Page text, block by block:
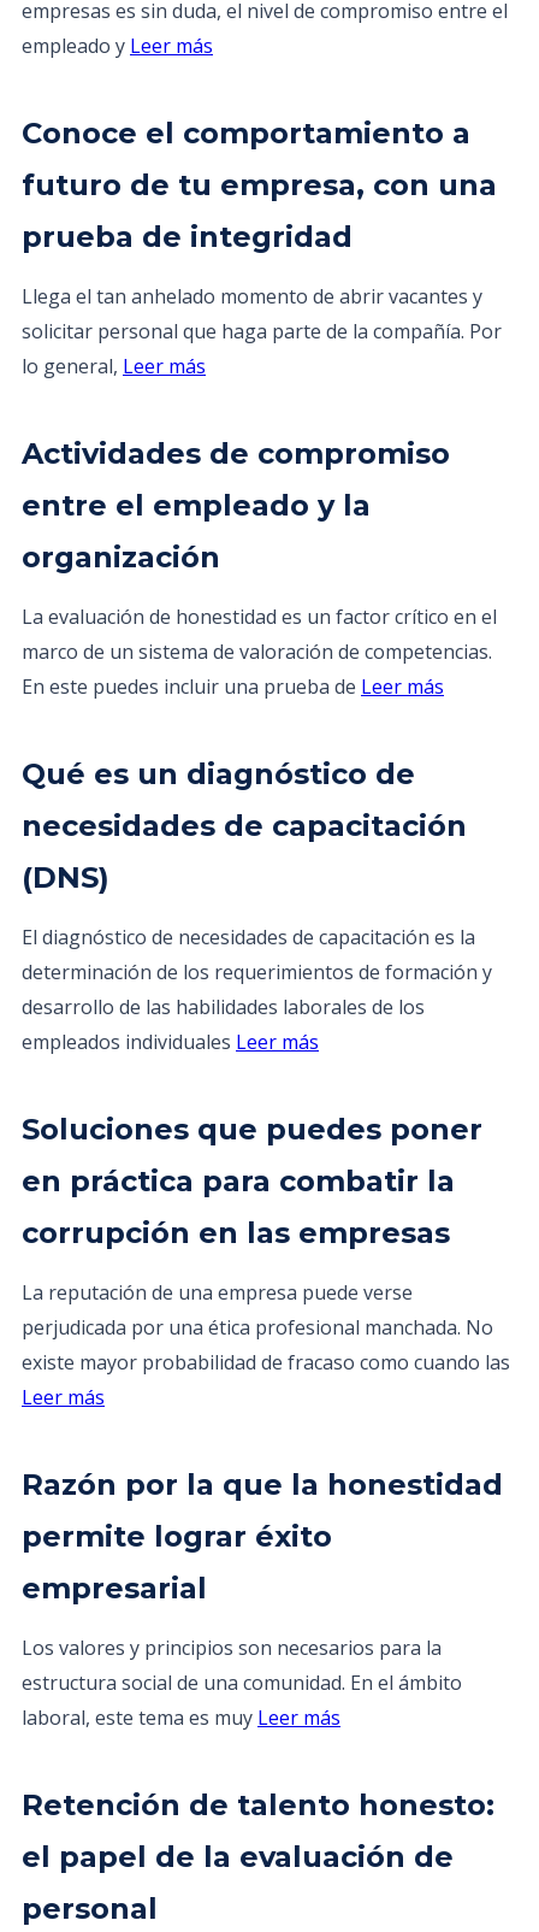
empresas es sin duda, el nivel de compromiso entre el
empleado y Leer más
Conoce el comportamiento a
futuro de tu empresa, con una
prueba de integridad
Llega el tan anhelado momento de abrir vacantes y
solicitar personal que haga parte de la compañía. Por
lo general, Leer más
Actividades de compromiso
entre el empleado y la
organización
La evaluación de honestidad es un factor crítico en el
marco de un sistema de valoración de competencias.
En este puedes incluir una prueba de Leer más
Qué es un diagnóstico de
necesidades de capacitación
(DNS)
El diagnóstico de necesidades de capacitación es la
determinación de los requerimientos de formación y
desarrollo de las habilidades laborales de los
empleados individuales Leer más
Soluciones que puedes poner
en práctica para combatir la
corrupción en las empresas
La reputación de una empresa puede verse
perjudicada por una ética profesional manchada. No
existe mayor probabilidad de fracaso como cuando las
Leer más
Razón por la que la honestidad
permite lograr éxito
empresarial
Los valores y principios son necesarios para la
estructura social de una comunidad. En el ámbito
laboral, este tema es muy Leer más
Retención de talento honesto:
el papel de la evaluación de
personal